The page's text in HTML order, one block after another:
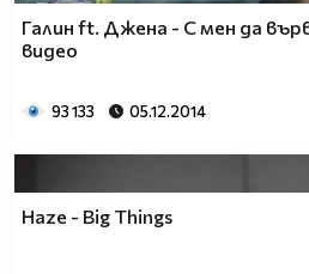
Галин ft. Джена - С мен да
видео
93 133 05.12.2014
Haze - Big Things